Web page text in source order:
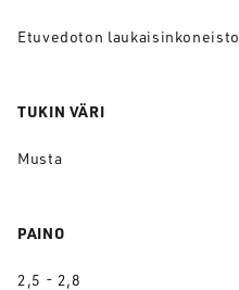
Etuvedoton laukaisinkoneisto
TUKIN VÄRI
Musta
PAINO
2,5 - 2,8